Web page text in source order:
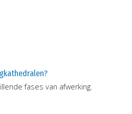
fases van afwerking.